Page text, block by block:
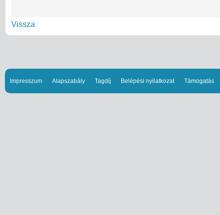
Vissza
Impresszum Alapszabály Tagdíj Belépési nyilatkozat Támogatás